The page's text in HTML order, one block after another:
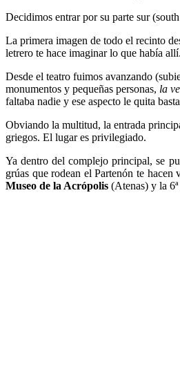
Decidimos entrar por su parte sur
La primera imagen de todo el recinto
letrero te hace imaginar lo que había
Desde el teatro fuimos avanzando
monumentos y pequeñas personas, la
faltaba nadie y ese aspecto le quita
Obviando la multitud, la entrada
griegos. El lugar es privilegiado.
Ya dentro del complejo principal, se
grúas que rodean el Partenón te
Museo de la Acrópolis (Atenas) y la